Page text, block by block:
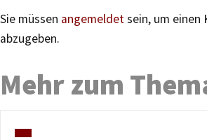
Sie müssen angemeldetsein, um einen
abzugeben.
Mehr zum